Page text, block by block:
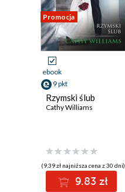
Promocja
ebook
9 pkt
Rzymski ślub
Cathy Williams
(9,39 zł najniższa cena z 30 dni)
9.83 zł